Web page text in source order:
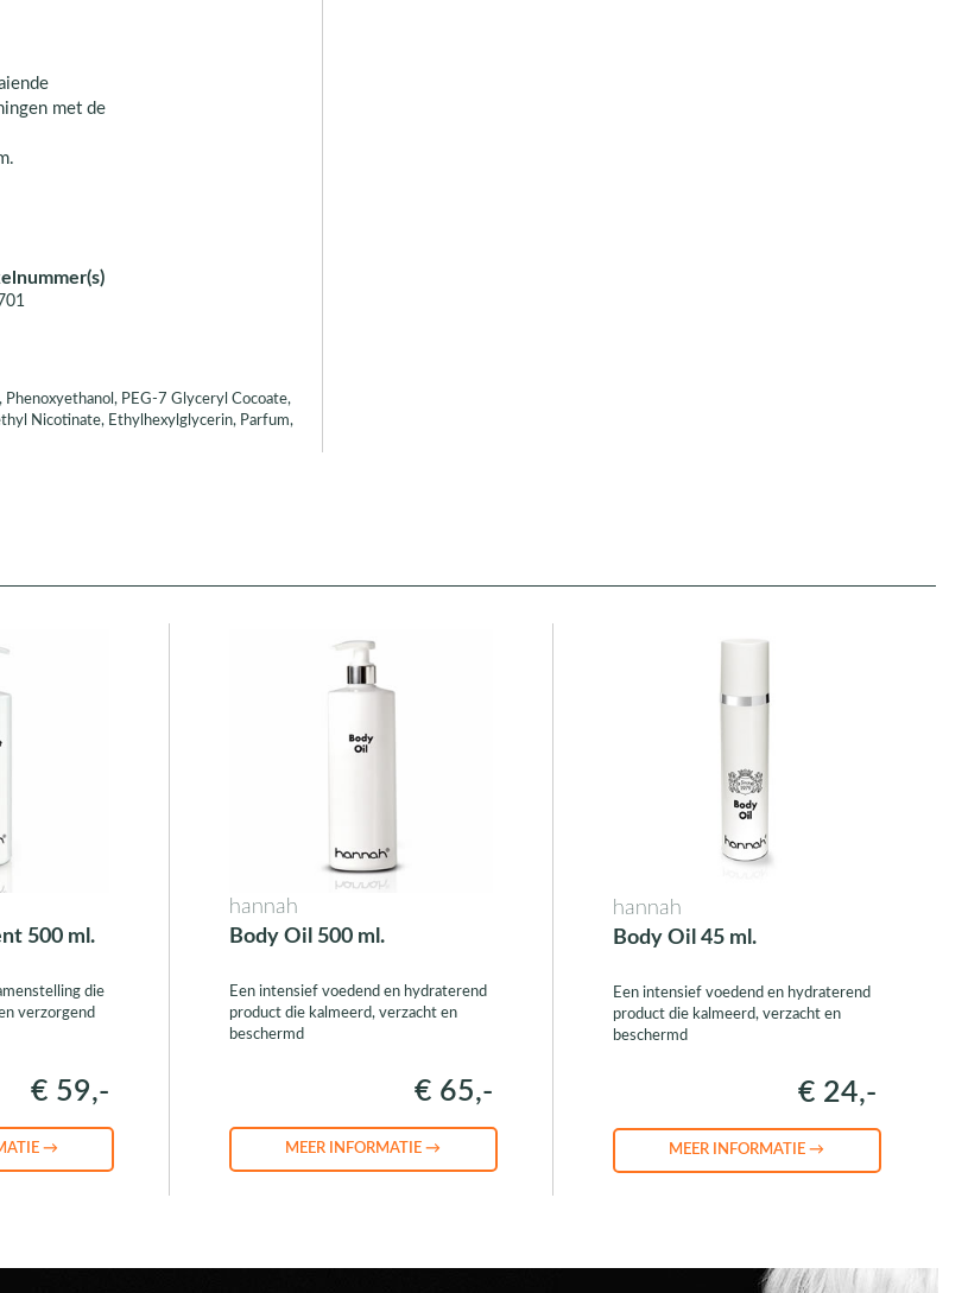
met de
PEG-7 Glyceryl Cocoate,
Nicotinate, Ethylhexylglycerin, Parfum,
500 ml.
die
verzorgend
€ 59,-
→
hannah
Body Oil 500 ml.
Een intensief voedend en hydraterend
product die kalmeerd, verzacht en
beschermd
€ 65,-
MEER INFORMATIE →
hannah
Body Oil 45 ml.
Een intensief voedend en hydraterend
product die kalmeerd, verzacht en
beschermd
€ 24,-
MEER INFORMATIE →